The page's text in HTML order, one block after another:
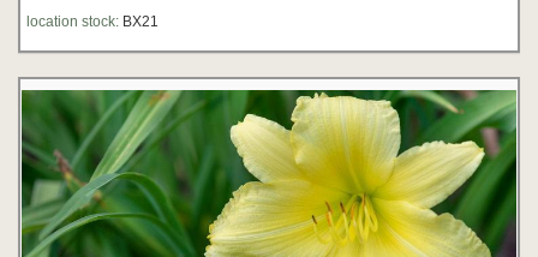
location stock: BX21